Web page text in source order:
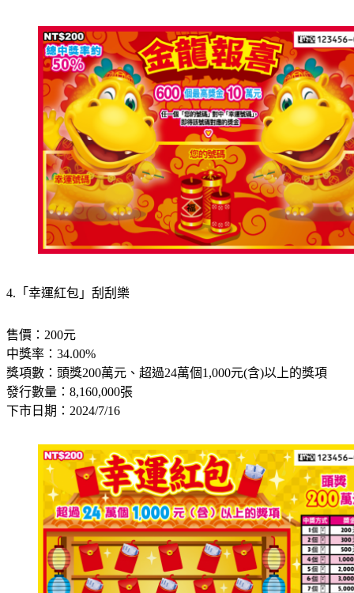
4.「幸運紅包」刮刮樂
售價：200元
中獎率：34.00%
獎項數：頭獎200萬元、超過24萬個1,000元(含)以上的獎項
發行數量：8,160,000張
下市日期：2024/7/16